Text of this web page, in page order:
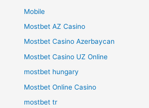
Mobile
Mostbet AZ Casino
Mostbet Casino Azerbaycan
Mostbet Casino UZ Online
mostbet hungary
Mostbet Online Casino
mostbet tr